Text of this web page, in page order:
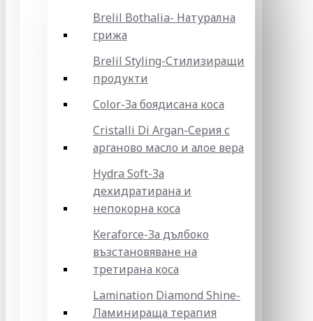
Brelil Bothalia- Натурална
грижа
Brelil Styling-Стилизиращи
продукти
Color-За боядисана коса
Cristalli Di Argan-Серия с
арганово масло и алое вера
Hydra Soft-За
дехидратирана и
непокорна коса
Keraforce-За дълбоко
възстановяване на
третирана коса
Lamination Diamond Shine-
Ламинираща терапия